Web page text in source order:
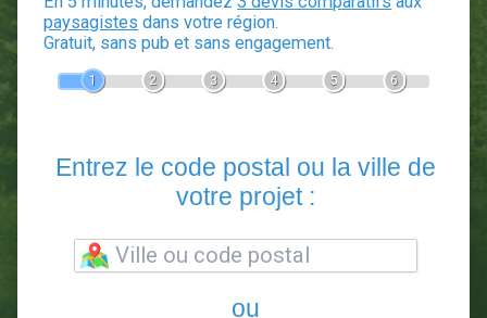
Devis Paysagiste
En 5 minutes, demandez3 devis comparatifs
2 3
Entrez le code postal ou la